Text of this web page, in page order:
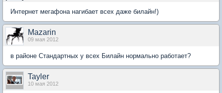
Интернет мегафона нагибает всех даже билайн!)
Mazarin
09 мая 2012
в районе Стандартных у всех Билайн нормально работает?
Tayler
10 мая 2012